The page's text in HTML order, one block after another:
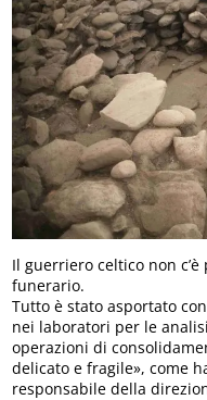
Il guerriero celtico non
funerario.
Tutto è stato asportato
nei laboratori per le
operazioni di
delicato e fragile», come
responsabile della